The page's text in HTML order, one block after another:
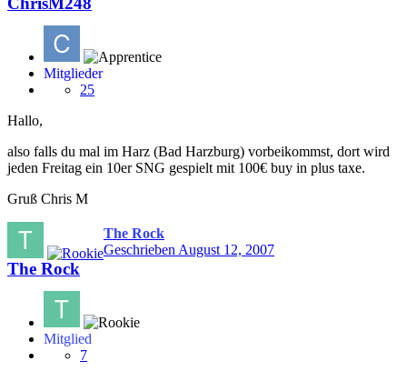
Mitglieder
25
Hallo,
also falls du mal im Harz (Bad Harzburg) vorbeikommst, dort wird
jeden Freitag ein 10er SNG gespielt mit 100€ buy in plus taxe.
Gruß Chris M
The Rock
Geschrieben August 12, 2007
The Rock
Mitglied
7